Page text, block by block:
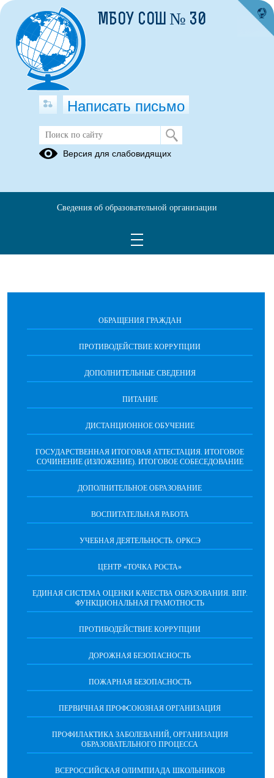
Актированные дни
ОБРАЩЕНИЯ ГРАЖДАН
ПРОТИВОДЕЙСТВИЕ КОРРУПЦИИ
ДОПОЛНИТЕЛЬНЫЕ СВЕДЕНИЯ
ПИТАНИЕ
ДИСТАНЦИОННОЕ ОБУЧЕНИЕ
ГОСУДАРСТВЕННАЯ ИТОГОВАЯ АТТЕСТАЦИЯ. ИТОГОВОЕ
СОЧИНЕНИЕ (ИЗЛОЖЕНИЕ). ИТОГОВОЕ СОБЕСЕДОВАНИЕ
ДОПОЛНИТЕЛЬНОЕ ОБРАЗОВАНИЕ
ВОСПИТАТЕЛЬНАЯ РАБОТА
УЧЕБНАЯ ДЕЯТЕЛЬНОСТЬ. ОРКСЭ
ЦЕНТР «ТОЧКА РОСТА»
ЕДИНАЯ СИСТЕМА ОЦЕНКИ КАЧЕСТВА ОБРАЗОВАНИЯ. ВПР.
ФУНКЦИОНАЛЬНАЯ ГРАМОТНОСТЬ
ПРОТИВОДЕЙСТВИЕ КОРРУПЦИИ
ДОРОЖНАЯ БЕЗОПАСНОСТЬ
ПОЖАРНАЯ БЕЗОПАСНОСТЬ
ПЕРВИЧНАЯ ПРОФСОЮЗНАЯ ОРГАНИЗАЦИЯ
ПРОФИЛАКТИКА ЗАБОЛЕВАНИЙ, ОРГАНИЗАЦИЯ
ОБРАЗОВАТЕЛЬНОГО ПРОЦЕССА
ВСЕРОССИЙСКАЯ ОЛИМПИАДА ШКОЛЬНИКОВ
МБОУ СОШ № 30
Написать письмо
Версия для слабовидящих
Сведения об образовательной организации